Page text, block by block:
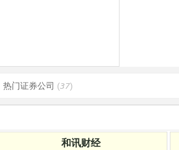
热门证券公司 (37)
和讯财经